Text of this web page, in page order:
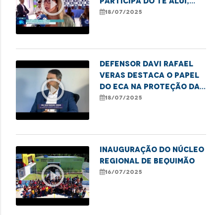
Mulher em Santa Inês e
18/07/2025
play_circle_outline
Defensor Davi Rafael
Veras destaca o papel
do ECA na proteção da
infância e juventude
18/07/2025
play_circle_outline
Inauguração do Núcleo
Regional de Bequimão
16/07/2025